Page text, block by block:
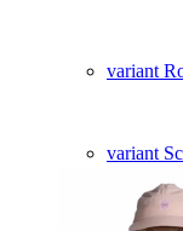
variant
variant